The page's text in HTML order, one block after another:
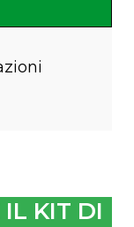
KIT DI